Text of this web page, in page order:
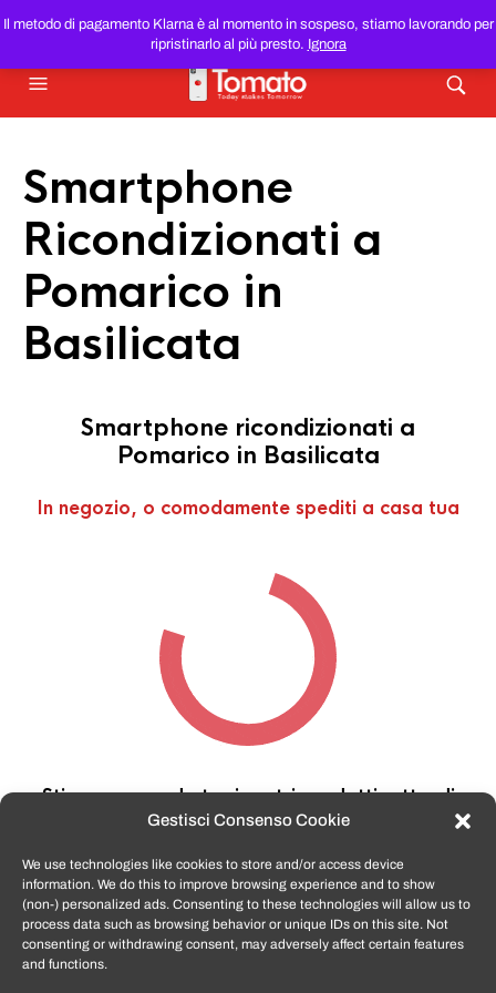
Gestisci Consenso Cookie
We use technologies like cookies to store and/or access device
information. We do this to improve browsing experience and to show
(non-) personalized ads. Consenting to these technologies will allow us to
process data such as browsing behavior or unique IDs on this site. Not
consenting or withdrawing consent, may adversely affect certain features
and functions.
Il metodo di pagamento Klarna è al momento in sospeso, stiamo lavorando per
ripristinarlo al più presto. Ignora
SMARTPHONE E TABLET RICONDIZIONATIAL MIGLIOR
PREZZO DEL WEB!
Smartphone
Ricondizionati a
Pomarico in
Basilicata
Smartphone ricondizionati a
Pomarico in Basilicata
In negozio, o comodamente spediti a casa tua
Stiamo cercando tra i nostri prodotti, attendi
qualche secondo…
TomatoSmartphone.itè lo shop n.1 in italia per
smartphone ricondizionati garantiti e certificati
di tutte le marche,APPLE, SAMSUNG, HUAWEI,
ONEPLUS, XIAOMI e tanto altro